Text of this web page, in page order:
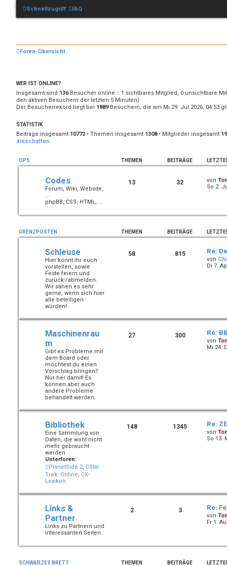
Schnellzugriff FAQ
Foren-Übersicht
WER IST ONLINE?
Insgesamt sind 136Besucher online :: 1 sichtbares Mitglied, 0 unsichtbare
den aktiven Besuchern der letzten 5 Minuten)
Der Besucherrekord liegt bei 1889Besuchern, die am Mi 29. Jul 2026, 04:53
STATISTIK
Beiträge insgesamt 10772 • Themen insgesamt 1308• Mitglieder insgesamt
dieschatten
OPS THEMEN BEITRÄGE
Codes
Forum, Wiki, Website,
phpBB, CSS, HTML, ...
13 32 von
So 2.
GRENZPOSTEN THEMEN BEITRÄGE
Schleuse
Hier könnt ihr euch
vorstellen, sowie
Feste feiern und
zurück-/abmelden.
Wir sähen es sehr
gerne, wenn sich hier
alle beteiligen
würden!
58 815 Re:
von
Di 7.
Maschinenrau
m
Gibt es Probleme mit
dem Board oder
möchtest du einen
Vorschlag bringen?
Nur her damit! Es
können aber auch
andere Probleme
behandelt werden.
27 300 Re:
von
Mi 24.
Bibliothek
Eine Sammlung von
Daten, die wohl nicht
mehr gebraucht
werden.
Unterforen:
PlanetSide 2
Star
Trek: Online
X-
Lexikon
148 1345 Re:
von
So 13.
Links &
Partner
Links zu Partnern und
interessanten Seiten.
2 3 Re:
von
Fr 1.
SCHWARZES BRETT THEMEN BEITRÄGE